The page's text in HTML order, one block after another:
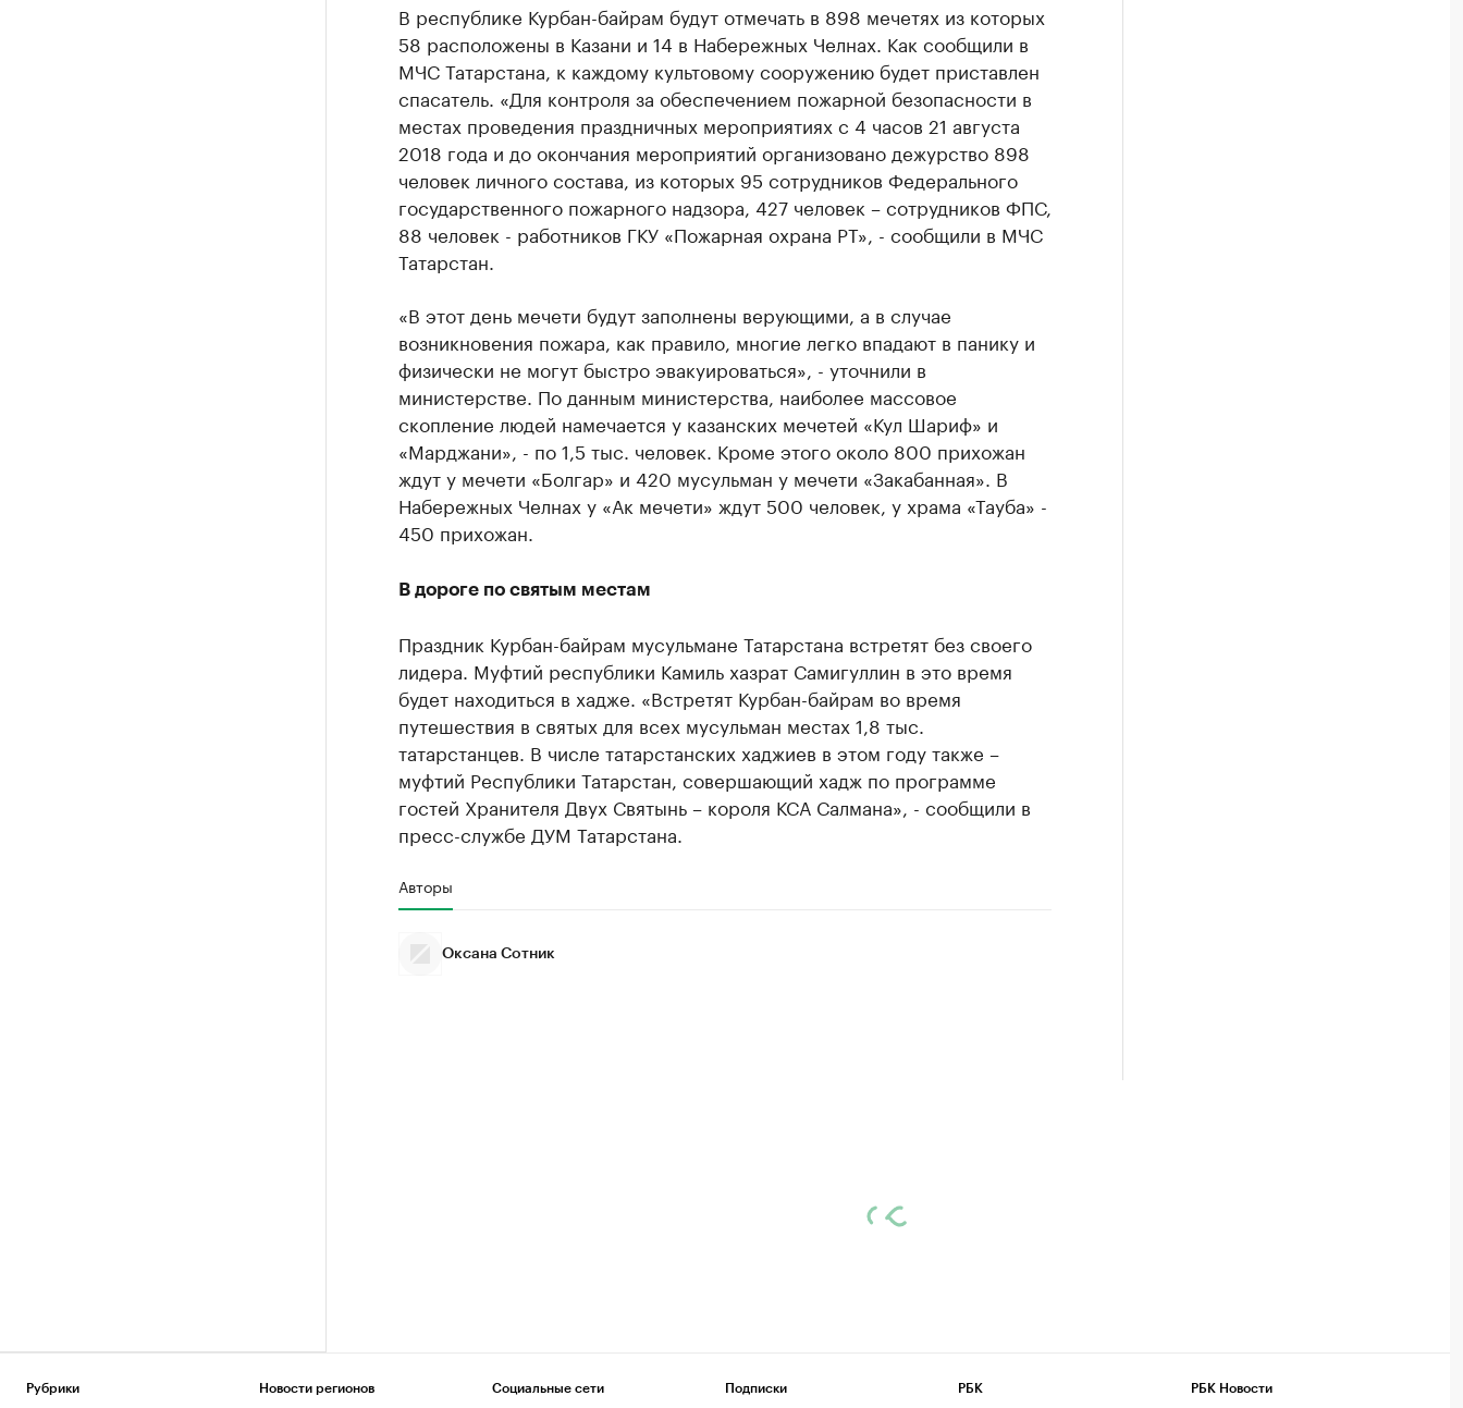
В республике Курбан-байрам будут отмечать в 898 мечетях из которых
58 расположены в Казани и 14 в Набережных Челнах. Как сообщили в
МЧС Татарстана, к каждому культовому сооружению будет приставлен
спасатель. «Для контроля за обеспечением пожарной безопасности в
местах проведения праздничных мероприятиях с 4 часов 21 августа
2018 года и до окончания мероприятий организовано дежурство 898
человек личного состава, из которых 95 сотрудников Федерального
государственного пожарного надзора, 427 человек – сотрудников ФПС,
88 человек - работников ГКУ «Пожарная охрана РТ», - сообщили в МЧС
Татарстан.
«В этот день мечети будут заполнены верующими, а в случае
возникновения пожара, как правило, многие легко впадают в панику и
физически не могут быстро эвакуироваться», - уточнили в
министерстве. По данным министерства, наиболее массовое
скопление людей намечается у казанских мечетей «Кул Шариф» и
«Марджани», - по 1,5 тыс. человек. Кроме этого около 800 прихожан
ждут у мечети «Болгар» и 420 мусульман у мечети «Закабанная». В
Набережных Челнах у «Ак мечети» ждут 500 человек, у храма «Тауба» -
450 прихожан.
В дороге по святым местам
Праздник Курбан-байрам мусульмане Татарстана встретят без своего
лидера. Муфтий республики Камиль хазрат Самигуллин в это время
будет находиться в хадже. «Встретят Курбан-байрам во время
путешествия в святых для всех мусульман местах 1,8 тыс.
татарстанцев. В числе татарстанских хаджиев в этом году также –
муфтий Республики Татарстан, совершающий хадж по программе
гостей Хранителя Двух Святынь – короля КСА Салмана», - сообщили в
пресс-службе ДУМ Татарстана.
Авторы
Оксана Сотник
Рубрики Новости регионов Социальные сети Подписки РБК РБК Новости